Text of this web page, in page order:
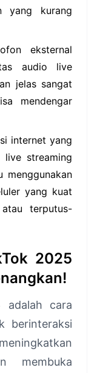
yang kurang
eksternal
audio live
jelas sangat
mendengar
internet yang
streaming
menggunakan
yang kuat
terputus-
2025
cara
berinteraksi
membuka